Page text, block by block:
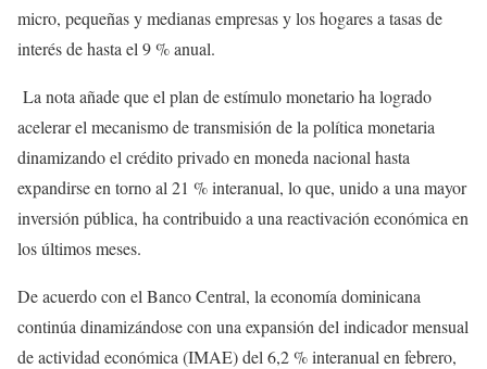
micro, pequeñas y medianas empresas y los hogares a tasas de
interés de hasta el 9 % anual.
La nota añade que el plan de estímulo monetario ha logrado
acelerar el mecanismo de transmisión de la política monetaria
dinamizando el crédito privado en moneda nacional hasta
expandirse en torno al 21 % interanual, lo que, unido a una mayor
inversión pública, ha contribuido a una reactivación económica en
los últimos meses.
De acuerdo con el Banco Central, la economía dominicana
continúa dinamizándose con una expansión del indicador mensual
de actividad económica (IMAE) del 6,2 % interanual en febrero,